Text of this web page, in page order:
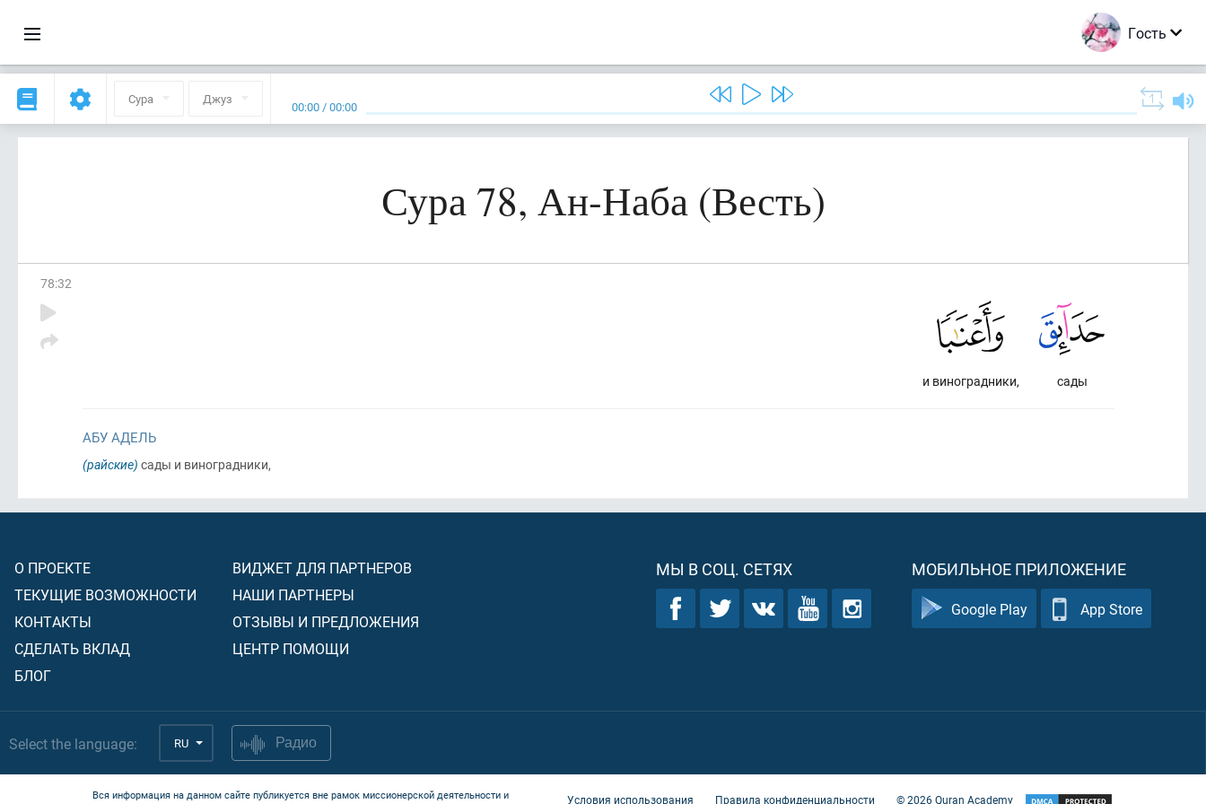
Гость
Сура Джуз 00:00 /00:00
Сура 78, Ан-Наба (Весть)
78:32
сады
и виноградники,
АБУ АДЕЛЬ
(райские) сады и виноградники,
О ПРОЕКТЕ
ТЕКУЩИЕ ВОЗМОЖНОСТИ
КОНТАКТЫ
СДЕЛАТЬ ВКЛАД
БЛОГ
ВИДЖЕТ ДЛЯ ПАРТНЕРОВ
НАШИ ПАРТНЕРЫ
ОТЗЫВЫ И ПРЕДЛОЖЕНИЯ
ЦЕНТР ПОМОЩИ
МЫ В СОЦ. СЕТЯХ МОБИЛЬНОЕ ПРИЛОЖЕНИЕ
Google Play App Store
Select the language: RU Радио
Вся информация на данном сайте публикуется вне рамок миссионерской деятельности и
Условия использования Правила конфиденциальности ©2026Quran Academy